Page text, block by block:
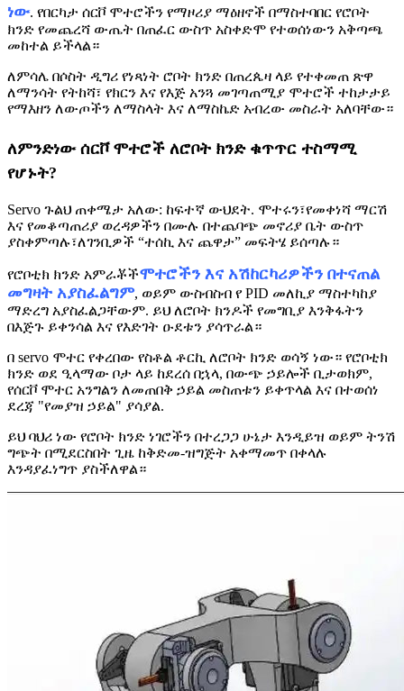
ነው. የበርካታ ሰርቮ ሞተሮችን የማዞሪያ ማዕዘኖች በማስተባበር የሮቦት
ክንድ የመጨረሻ ውጤት በጠፈር ውስጥ አስቀድሞ የተወሰነውን አቅጣጫ
መከተል ይችላል።
ለምሳሌ በሶስት ዲግሪ የነጻነት ሮቦት ክንድ በጠረጴዛ ላይ የተቀመጠ ጽዋ
ለማንሳት የትከሻ፣ የክርን እና የእጅ አንጓ መገጣጠሚያ ሞተሮች ተከታታይ
የማእዘን ለውጦችን ለማስላት እና ለማስኬድ አብረው መስራት አለባቸው።
ለምንድነው ሰርቮ ሞተሮች ለሮቦት ክንድ ቁጥጥር ተስማሚ
የሆኑት?
Servo ጉልህ ጠቀሜታ አለው: ከፍተኛ ውህደት. ሞተሩን፣የመቀነሻ ማርሽ
እና የመቆጣጠሪያ ወረዳዎችን በሙሉ በተጨባጭ መኖሪያ ቤት ውስጥ
ያስቀምጣሉ፣ለገንቢዎች “ተሰኪ እና ጨዋታ” መፍትሄ ይሰጣሉ።
የሮቦቲክ ክንድ አምራቾችሞተሮችን እና አሽከርካሪዎችን በተናጠል
መግዛት አያስፈልግም, ወይም ውስብስብ የ PID መለኪያ ማስተካከያ
ማድረግ አያስፈልጋቸውም. ይህ ለሮቦት ክንዶች የመግቢያ እንቅፋትን
በእጅጉ ይቀንሳል እና የእድገት ዑደቱን ያሳጥራል።
በ servo ሞተር የቀረበው የስቶል ቶርኪ ለሮቦት ክንድ ወሳኝ ነው። የሮቦቲክ
ክንድ ወደ ዒላማው ቦታ ላይ ከደረሰ በኋላ, በውጭ ኃይሎች ቢታወክም,
የሰርቮ ሞተር አንግልን ለመጠበቅ ኃይል መስጠቱን ይቀጥላል እና በተወሰነ
ደረጃ "የመያዝ ኃይል" ያሳያል.
ይህ ባህሪ ነው የሮቦት ክንድ ነገሮችን በተረጋጋ ሁኔታ እንዲይዝ ወይም ትንሽ
ግጭት በሚደርስበት ጊዜ ከቅድመ-ዝግጅት አቀማመጥ በቀላሉ
እንዳያፈነግጥ ያስችለዋል።